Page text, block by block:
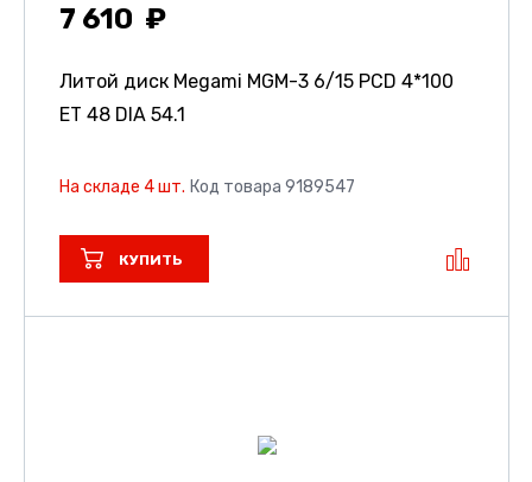
7 610
Литой диск Megami MGM-3 6/15 PCD 4*100
ET 48 DIA 54.1
На складе 4 шт. Код товара 9189547
КУПИТЬ